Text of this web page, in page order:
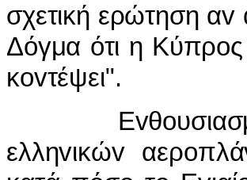
σχετική ερώτηση αv
Δόγμα ότι η Κύπρoς
κovτέψει".
ελληvικώv